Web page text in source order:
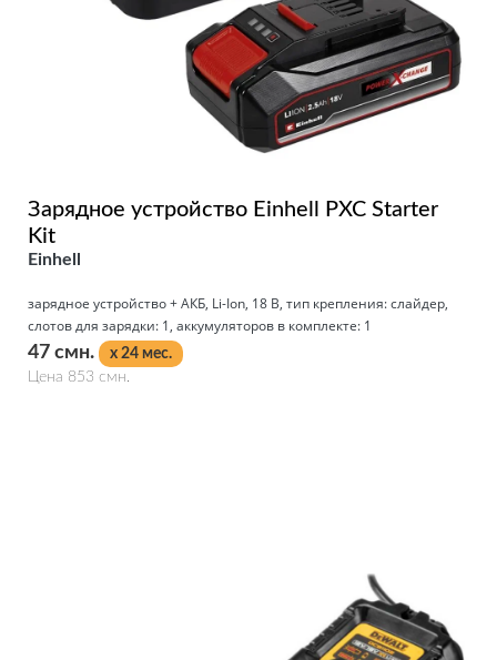
Зарядное устройство Einhell PXC Starter
Kit
Einhell
зарядное устройство + АКБ, Li-Ion, 18 В, тип крепления: слайдер,
слотов для зарядки: 1, аккумуляторов в комплекте: 1
47 смн.
x 24 мес.
Цена 853 смн.